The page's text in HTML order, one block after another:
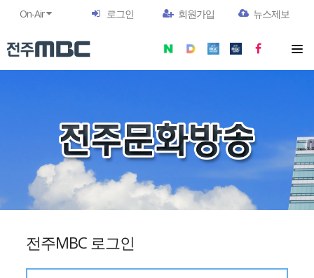
On-Air 로그인 회원가입 뉴스제보
전주MBC 로그인